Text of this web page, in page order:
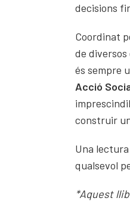
decisions
Coordinat
de
és sempre
Acció
construir
Una
qualsevol
*Aquest